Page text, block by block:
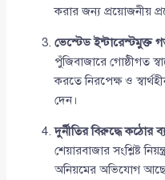
করার জন্য প্রয়োজনীয়
ভেস্টেড ইন্টারেস্টমুক্ত
পুঁজিবাজারে গোষ্ঠীগত
করতে নিরপেক্ষ ও
দেন।
দুর্নীতির বিরুদ্ধে কঠোর
শেয়ারবাজার সংশ্লিষ্ট
অনিয়মের অভিযোগ আছে,